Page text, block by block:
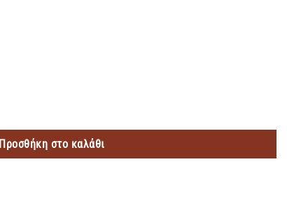
Προσθήκη στο καλάθι